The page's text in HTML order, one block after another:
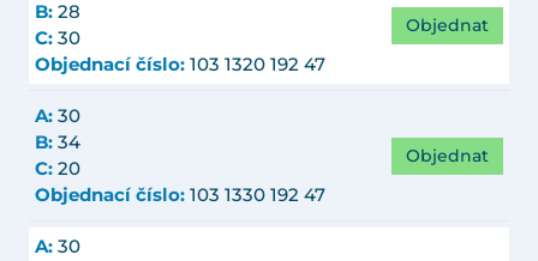
B: 28
C: 30
Objednací číslo: 103 1320 192 47
Objednat
A: 30
B: 34
C: 20
Objednací číslo: 103 1330 192 47
Objednat
A: 30